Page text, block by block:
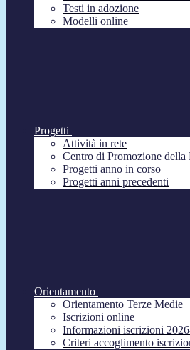
Testi in adozione
Modelli online
Progetti
Attività in rete
Centro di Promozione
Progetti anno in corso
Progetti anni precedenti
Orientamento
Orientamento Terze Medie
Iscrizioni online
Informazioni iscrizioni
Criteri accoglimento